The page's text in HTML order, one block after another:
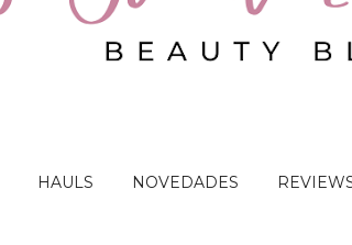
HAULS NOVEDADES